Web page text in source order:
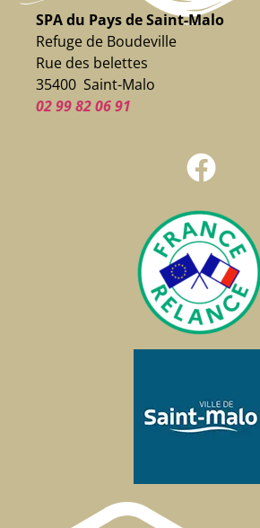
SPA du Pays de Saint-Malo
Refuge de Boudeville
Rue des belettes
35400 Saint-Malo
02 99 82 06 91